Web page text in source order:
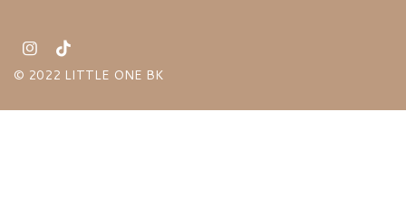
I
n
s
a
T
k
o
© 2022 LITTLE ONE BK